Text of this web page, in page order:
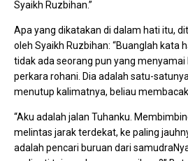
Syaikh Ruzbihan.”
Apa yang dikatakan di dalam hati itu,
oleh Syaikh Ruzbihan: “Buanglah kata
tidak ada seorang pun yang menyamai
perkara rohani. Dia adalah satu-
menutup kalimatnya, beliau
“Aku adalah jalan Tuhanku.
melintas jarak terdekat, ke paling
adalah pencari buruan dari